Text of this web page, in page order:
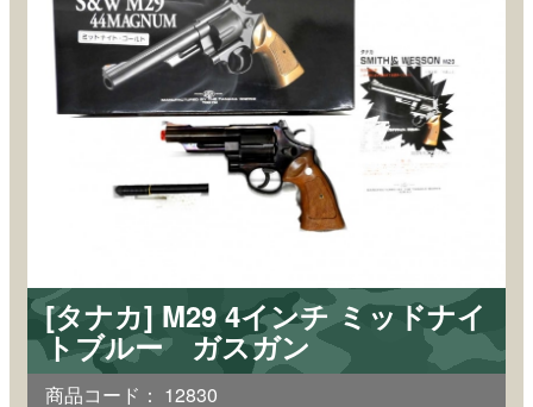
[タナカ] M29 4インチ ミッドナイ
トブルー ガスガン
商品コード： 12830